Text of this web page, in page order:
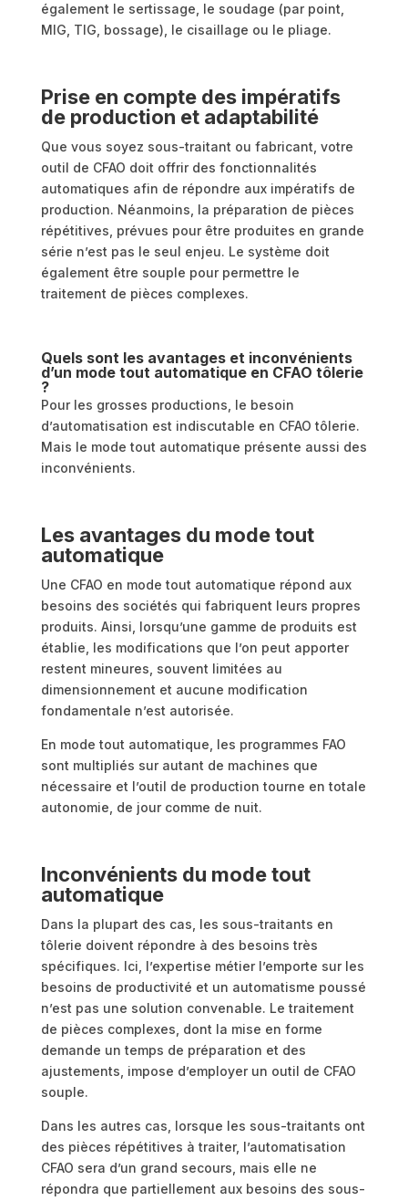
également le sertissage, le soudage (par point,
MIG, TIG, bossage), le cisaillage ou le pliage.
Prise en compte des impératifs
de production et adaptabilité
Que vous soyez sous-traitant ou fabricant, votre
outil de CFAO doit offrir des fonctionnalités
automatiques afin de répondre aux impératifs de
production. Néanmoins, la préparation de pièces
répétitives, prévues pour être produites en grande
série n’est pas le seul enjeu. Le système doit
également être souple pour permettre le
traitement de pièces complexes.
Quels sont les avantages et inconvénients
d’un mode tout automatique en CFAO tôlerie
?
Pour les grosses productions, le besoin
d’automatisation est indiscutable en CFAO tôlerie.
Mais le mode tout automatique présente aussi des
inconvénients.
Les avantages du mode tout
automatique
Une CFAO en mode tout automatique répond aux
besoins des sociétés qui fabriquent leurs propres
produits. Ainsi, lorsqu’une gamme de produits est
établie, les modifications que l’on peut apporter
restent mineures, souvent limitées au
dimensionnement et aucune modification
fondamentale n’est autorisée.
En mode tout automatique, les programmes FAO
sont multipliés sur autant de machines que
nécessaire et l’outil de production tourne en totale
autonomie, de jour comme de nuit.
Inconvénients du mode tout
automatique
Dans la plupart des cas, les sous-traitants en
tôlerie doivent répondre à des besoins très
spécifiques. Ici, l’expertise métier l’emporte sur les
besoins de productivité et un automatisme poussé
n’est pas une solution convenable. Le traitement
de pièces complexes, dont la mise en forme
demande un temps de préparation et des
ajustements, impose d’employer un outil de CFAO
souple.
Dans les autres cas, lorsque les sous-traitants ont
des pièces répétitives à traiter, l’automatisation
CFAO sera d’un grand secours, mais elle ne
répondra que partiellement aux besoins des sous-